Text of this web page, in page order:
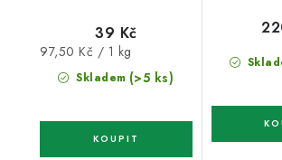
Skladem (>5 ks)
39 Kč
Měrná
cena:
97,50 Kč / 1 kg